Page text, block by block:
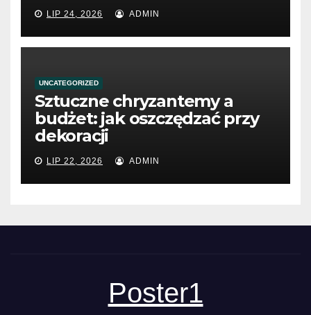
LIP 24, 2026 ADMIN
UNCATEGORIZED
Sztuczne chryzantemy a
budżet: jak oszczędzać przy
dekoracji
LIP 22, 2026 ADMIN
Poster1